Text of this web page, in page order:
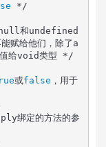
*/
null和undefined
赋给他们，除了a
值给void类型 */
或false ，用于
绑定的方法的参